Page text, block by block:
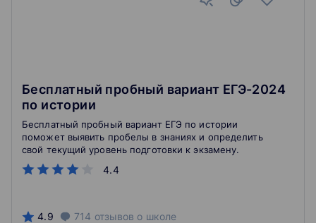
Бесплатный пробный вариант ЕГЭ-2024
по истории
4.4
Бесплатный пробный вариант ЕГЭ по истории
поможет выявить пробелы в знаниях и определить
свой текущий уровень подготовки к экзамену.
4.9 714 отзывов о школе